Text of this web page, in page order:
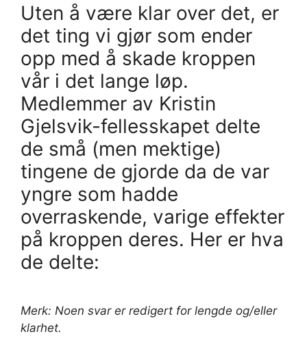
Uten å være klar over det, er
det ting vi gjør som ender
opp med å skade kroppen
vår i det lange løp.
Medlemmer av Kristin
Gjelsvik-fellesskapet delte
de små (men mektige)
tingene de gjorde da de var
yngre som hadde
overraskende, varige effekter
på kroppen deres. Her er hva
de delte:
Merk: Noen svar er redigert for lengde og/eller
klarhet.